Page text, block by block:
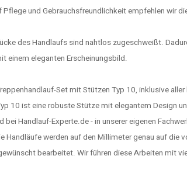
Pflege und Gebrauchsfreundlichkeit empfehlen wir
des Handlaufs sind nahtlos zugeschweißt.
einem eleganten Erscheinungsbild.
Set mit Stützen Typ 10, inklusive
10 ist eine robuste Stütze mit elegantem Design
bei Handlauf-Experte.de - in unserer eigenen
Handläufe werden auf den Millimeter genau auf die
bearbeitet. Wir führen diese Arbeiten mit